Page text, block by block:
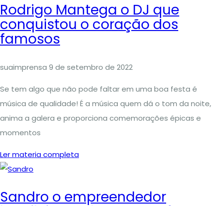
Rodrigo Mantega o DJ que
conquistou o coração dos
famosos
suaimprensa 9 de setembro de 2022
Se tem algo que não pode faltar em uma boa festa é
música de qualidade! É a música quem dá o tom da noite,
anima a galera e proporciona comemorações épicas e
momentos
Ler materia completa
Sandro o empreendedor